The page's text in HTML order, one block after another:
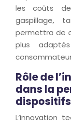
les coûts
gaspillage,
permettra de
plus
Rôle de
dans la
L’innovation